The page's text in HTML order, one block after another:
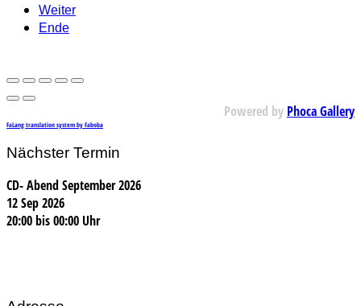
Weiter
Ende
Powered by Phoca Gallery
FaLang translation system by Faboba
Nächster Termin
CD- Abend September 2026
12 Sep 2026
20:00bis00:00 Uhr